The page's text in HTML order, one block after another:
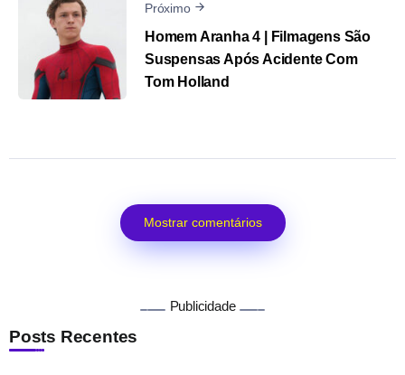
Próximo
Homem Aranha 4 | Filmagens São
Suspensas Após Acidente Com
Tom Holland
Mostrar comentários
Publicidade
Posts Recentes